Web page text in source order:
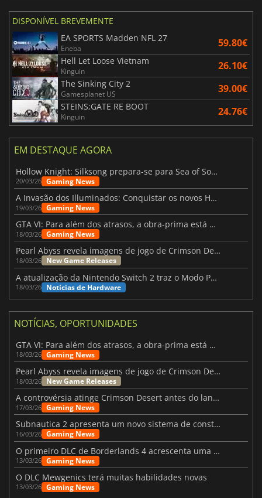
DISPONÍVEL BREVEMENTE
EA SPORTS Madden NFL 27
Eneba 59.80€
Hell Let Loose Vietnam
Kinguin 26.10€
The Sinking City 2
Gamesplanet US 39.00€
STEINS;GATE RE BOOT
Kinguin 24.76€
EM DESTAQUE AGORA
Hollow Knight: Silksong prepara-se para Sea of Sorrow com um patch
20/03/26 Gaming News
A Invasão dos Illuminados: Conquistar os novos Helldivers 2 Atualização!
19/03/26 Gaming News
GTA VI: Para além dos atrasos, a obra-prima está quase a chegar
18/03/26 Gaming News
Pearl Abyss revela imagens de jogo de Crimson Desert para a PS5
18/03/26 New Game Releases
A atualização da Nintendo Switch 2 traz o Modo Portátil aos jogos mais antigos da Switch
18/03/26 Notícias de Hardware
NOTÍCIAS, OPORTUNIDADES
GTA VI: Para além dos atrasos, a obra-prima está quase a chegar
18/03/26 Gaming News
Pearl Abyss revela imagens de jogo de Crimson Desert para a PS5
18/03/26 New Game Releases
A controvérsia atinge Crimson Desert antes do lançamento
17/03/26 Gaming News
Subnautica 2 apresenta um novo sistema de construção de bases
16/03/26 Gaming News
O primeiro DLC de Borderlands 4 acrescenta uma nova personagem e muito mais
13/03/26 Gaming News
O DLC Mewgenics terá muitas habilidades novas
13/03/26 Gaming News